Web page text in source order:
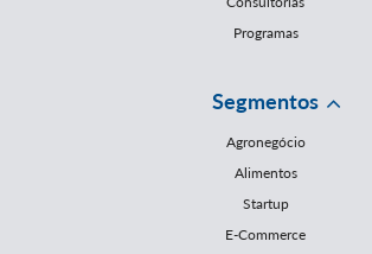
Programas
Segmentos
Agronegócio
Alimentos
Startup
E-Commerce